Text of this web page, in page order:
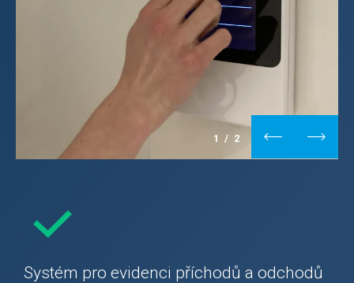
1 / 2
Systém pro evidenci příchodů a odchodů